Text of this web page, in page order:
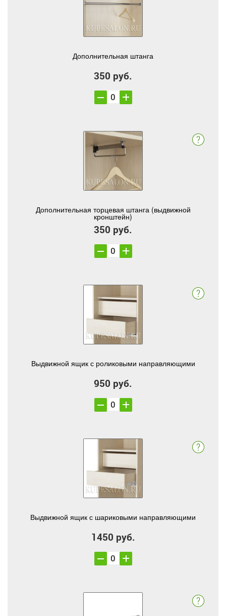
Дополнительная штанга
350 руб.
Дополнительная торцевая штанга (выдвижной
кронштейн)
350 руб.
Выдвижной ящик с роликовыми направляющими
950 руб.
Выдвижной ящик с шариковыми направляющими
1450 руб.